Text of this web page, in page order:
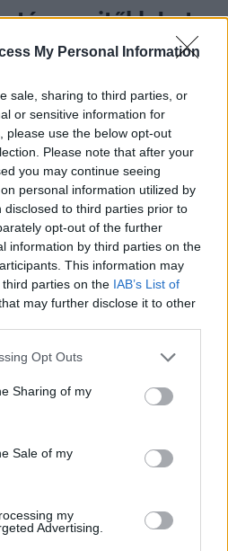
My Personal Information
sale, sharing to third parties, or
or sensitive information for
please use the below opt-out
Please note that after your
you may continue seeing
personal information utilized by
to third parties prior to
opt-out of the further
information by third parties on the
This information may
parties on the IAB’s List of
may further disclose it to other
Opt Outs
Sharing of my
Sale of my
my
Advertising.
mitől lehet
a tőzsdéken
tartós emelkedéséhez
kell, egyebek mellett
intelligencián túli
el Bhanu Baweja, a UBS
piacok hétfői felpattanása –
rövid távú, egyhetes, semmint
javak szektora és a
emelkedést...
hírarchívumához
előfizetéses